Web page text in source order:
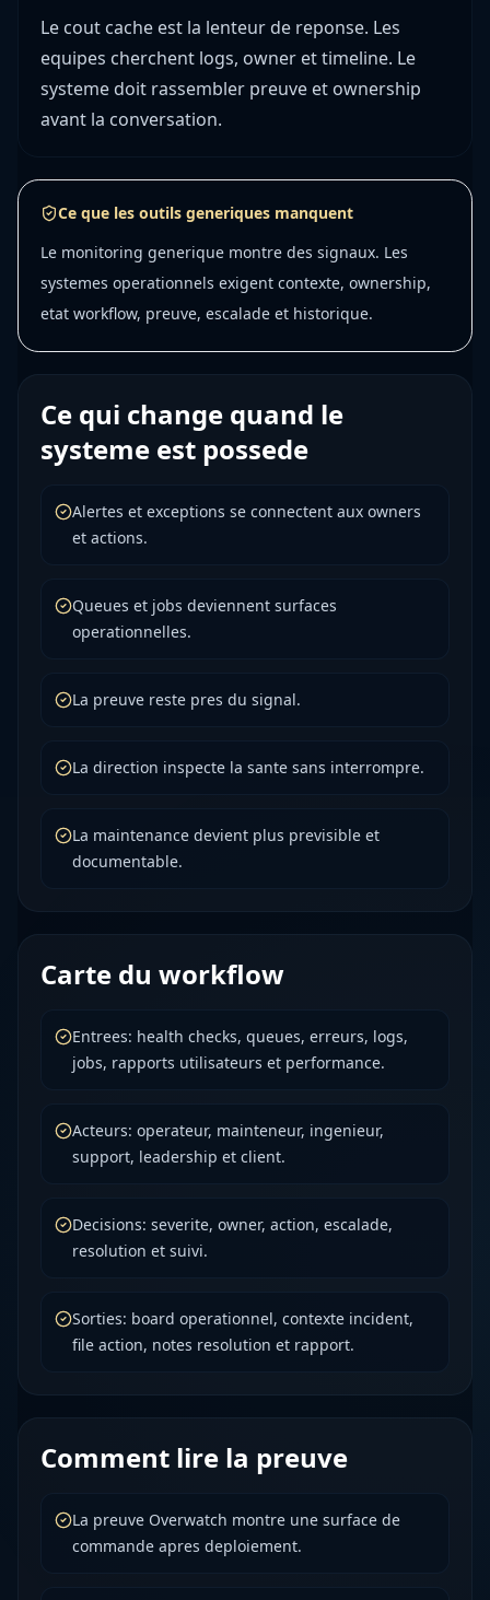
Le cout cache est la lenteur de reponse. Les
equipes cherchent logs, owner et timeline. Le
systeme doit rassembler preuve et ownership
avant la conversation.
Ce que les outils generiques manquent
Le monitoring generique montre des signaux. Les
systemes operationnels exigent contexte, ownership,
etat workflow, preuve, escalade et historique.
Ce qui change quand le
systeme est possede
Alertes et exceptions se connectent aux owners
et actions.
Queues et jobs deviennent surfaces
operationnelles.
La preuve reste pres du signal.
La direction inspecte la sante sans interrompre.
La maintenance devient plus previsible et
documentable.
Carte du workflow
Entrees: health checks, queues, erreurs, logs,
jobs, rapports utilisateurs et performance.
Acteurs: operateur, mainteneur, ingenieur,
support, leadership et client.
Decisions: severite, owner, action, escalade,
resolution et suivi.
Sorties: board operationnel, contexte incident,
file action, notes resolution et rapport.
Comment lire la preuve
La preuve Overwatch montre une surface de
commande apres deploiement.